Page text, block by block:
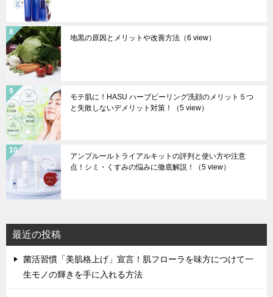
地黒の原因とメリットや改善方法 （6 view）
モテ肌に！HASU ハーブピーリング洗顔のメリット５つ
と失敗しないデメリット対策！
（5 view）
アンプルールトライアルキットの評判と使い方や注意
点！シミ・くすみの悩みに徹底解説！
（5 view）
最近の投稿
菌活習慣「美肌格上げ」宣言！肌フローラを味方につけて一
生モノの輝きを手に入れる方法